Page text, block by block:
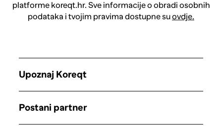
platforme koreqt.hr. Sve informacije o obradi osobnih
podataka i tvojim pravima dostupne suovdje.
Upoznaj Koreqt
Postani partner